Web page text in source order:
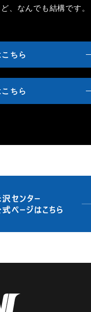
、なんでも結構です。
ちら
ちら